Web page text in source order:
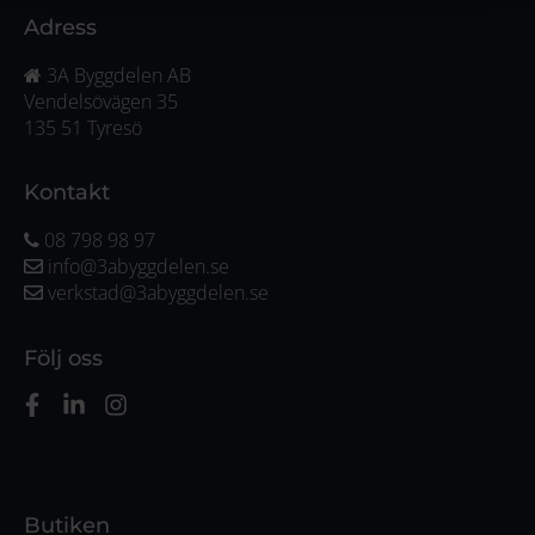
Adress
3A Byggdelen AB
Vendelsövägen 35
135 51 Tyresö
Kontakt
08 798 98 97
info@3abyggdelen.se
verkstad@3abyggdelen.se
Följ oss
Butiken